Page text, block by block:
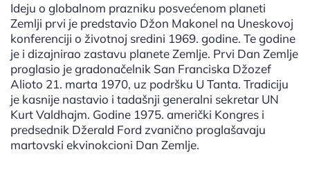
Ideju o globalnom prazniku posvećenom planeti
Zemlji prvi je predstavio Džon Makonel na Uneskovoj
konferenciji o životnoj sredini 1969. godine. Te godine
je i dizajnirao zastavu planete Zemlje. Prvi Dan Zemlje
proglasio je gradonačelnik San Franciska Džozef
Alioto 21. marta 1970, uz podršku U Tanta. Tradiciju
je kasnije nastavio i tadašnji generalni sekretar UN
Kurt Valdhajm. Godine 1975. američki Kongres i
predsednik Džerald Ford zvanično proglašavaju
martovski ekvinokcioni Dan Zemlje.